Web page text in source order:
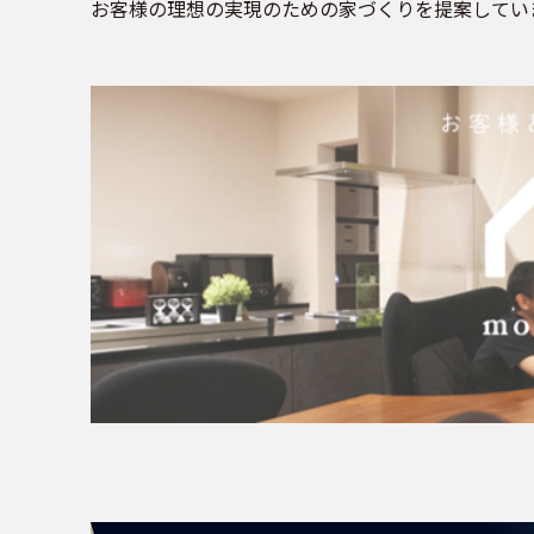
お客様の理想の実現のための家づくりを提案してい